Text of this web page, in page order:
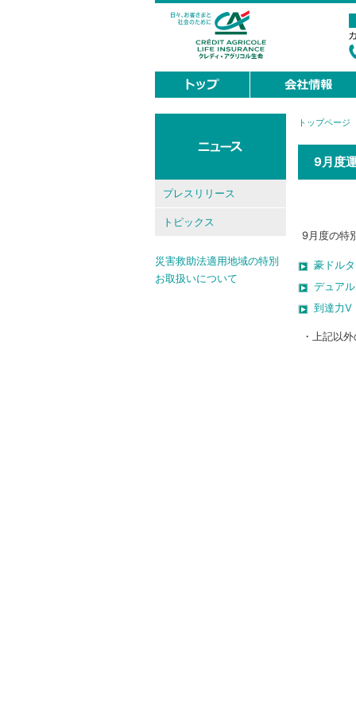
現
トップページ
9月度
9月度の特
豪ドル
デュア
到達力V
・上記以
プレスリリース
トピックス
災害救助法適用地域の特別
お取扱いについて